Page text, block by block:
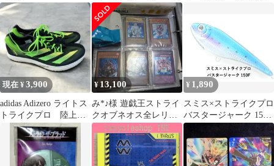
イトモデル ブラックス
トライク
現在 ¥3,900
adidas Adizero ライトス
トライクプロ 陸上ス
パイク 26.5cm
¥ 13,100
み*♪様 遊戯王ストライ
クオブネオス全レリー
フまとめ売り
¥ 1,890
スミス×ストライクプロ
バスタージャーク 150F
(04-9404190002)